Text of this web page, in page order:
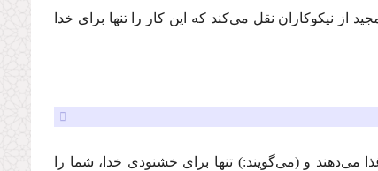
نیكوكاران نقل می‌كند كه این كار را تنها برای خدا
می‌دهند و (‌می‌گویند:) تنها برای خشنودی خدا، شما را